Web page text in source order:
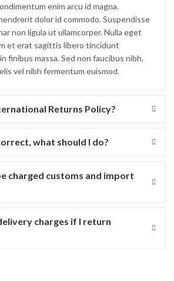
enim arcu id magna.
dolor id commodo. Suspendisse
non ligula ut ullamcorper. Nulla eget
et erat sagittis libero tincidunt
finibus massa. Sed non faucibus nibh.
vel nibh fermentum euismod.
Returns Policy?
what should I do?
charged customs and import
charges if I return